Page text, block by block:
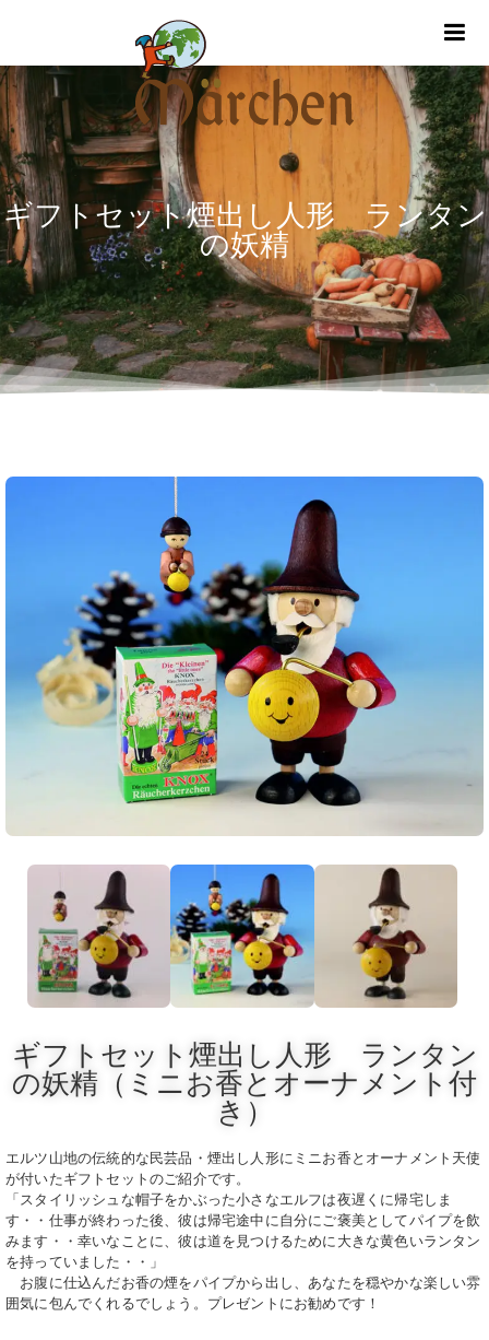
ギフトセット煙出し人形 ランタン
の妖精
ギフトセット煙出し人形 ランタン
の妖精（ミニお香とオーナメント付
き）
エルツ山地の伝統的な民芸品・煙出し人形にミニお香とオーナメント天使
が付いたギフトセットのご紹介です。
「スタイリッシュな帽子をかぶった小さなエルフは夜遅くに帰宅しま
す・・仕事が終わった後、彼は帰宅途中に自分にご褒美としてパイプを飲
みます・・幸いなことに、彼は道を見つけるために大きな黄色いランタン
を持っていました・・」
お腹に仕込んだお香の煙をパイプから出し、あなたを穏やかな楽しい雰
囲気に包んでくれるでしょう。プレゼントにお勧めです！